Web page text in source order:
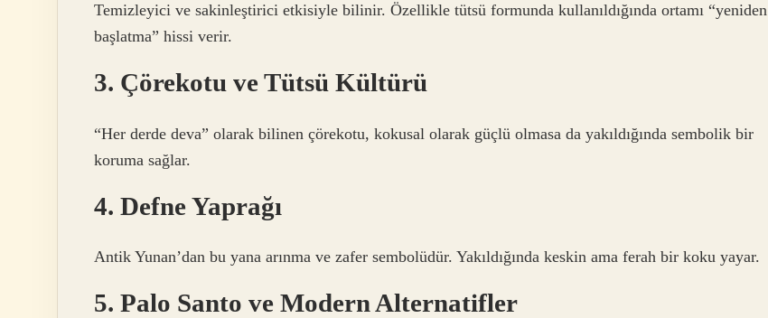
Temizleyici ve sakinleştirici etkisiyle bilinir. Özellikle tütsü formunda kullanıldığında ortamı “yeniden
başlatma” hissi verir.
3. Çörekotu ve Tütsü Kültürü
“Her derde deva” olarak bilinen çörekotu, kokusal olarak güçlü olmasa da yakıldığında sembolik bir
koruma sağlar.
4. Defne Yaprağı
Antik Yunan’dan bu yana arınma ve zafer sembolüdür. Yakıldığında keskin ama ferah bir koku yayar.
5. Palo Santo ve Modern Alternatifler